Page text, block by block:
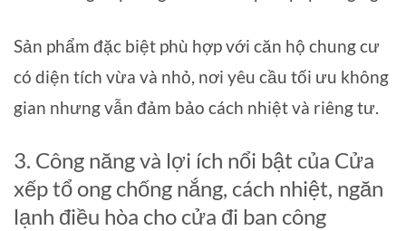
Sản phẩm đặc biệt phù hợp với căn hộ chung cư
có diện tích vừa và nhỏ, nơi yêu cầu tối ưu không
gian nhưng vẫn đảm bảo cách nhiệt và riêng tư.
3. Công năng và lợi ích nổi bật của Cửa
xếp tổ ong chống nắng, cách nhiệt, ngăn
lạnh điều hòa cho cửa đi ban công